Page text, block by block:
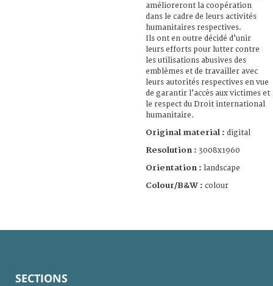
amélioreront la coopération
dans le cadre de leurs activités
humanitaires respectives.
Ils ont en outre décidé d’unir
leurs efforts pour lutter contre
les utilisations abusives des
emblèmes et de travailler avec
leurs autorités respectives en vue
de garantir l’accès aux victimes et
le respect du Droit international
humanitaire.
Original material : digital
Resolution : 3008x1960
Orientation : landscape
Colour/B&W : colour
SECTIONS